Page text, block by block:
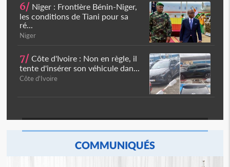
6/ Niger : Frontière Bénin-Niger,
les conditions de Tiani pour sa
ré...
Niger
7/ Côte d'Ivoire : Non en règle, il
tente d'insérer son véhicule dan...
Côte d'Ivoire
COMMUNIQUÉS